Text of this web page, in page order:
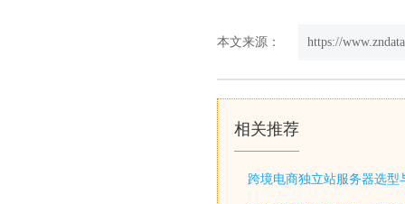
本文来源： https://
相关推荐
跨境电商独立站服务器选型